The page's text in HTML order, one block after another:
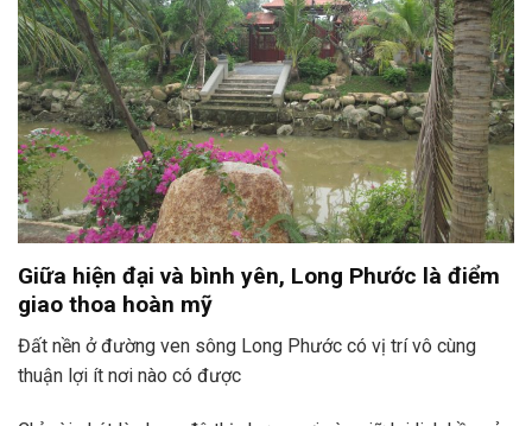
Giữa hiện đại và bình yên, Long Phước là điểm
giao thoa hoàn mỹ
Đất nền ở đường ven sông Long Phước có vị trí vô cùng
thuận lợi ít nơi nào có được